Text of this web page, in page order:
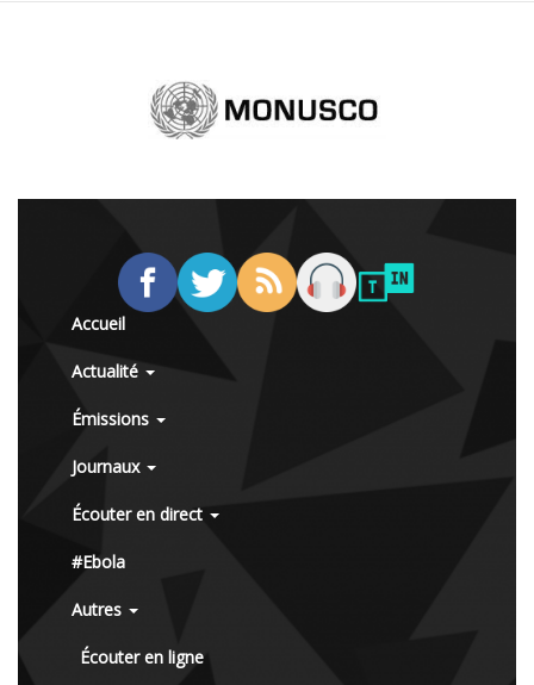
Accueil
Actualité
Émissions
Journaux
Écouter en direct
#Ebola
Autres
Écouter en ligne